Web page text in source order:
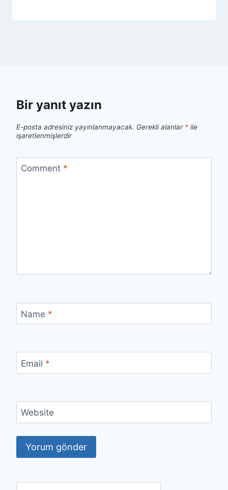
Bir yanıt yazın
E-posta adresiniz yayınlanmayacak. Gerekli alanlar * ile
işaretlenmişlerdir
Comment *
Name *
Email *
Website